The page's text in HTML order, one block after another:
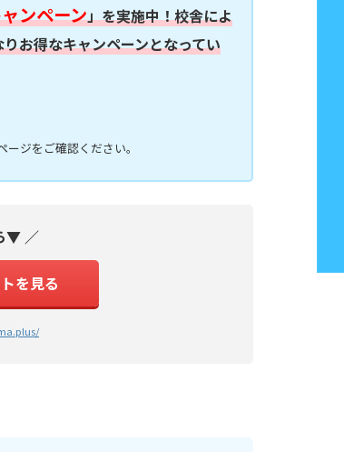
ンペーン」を実施中！校舎によ
お得なキャンペーンとなってい
ジをご確認ください。
▼ ／
を見る